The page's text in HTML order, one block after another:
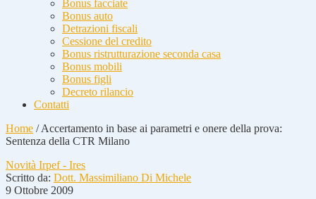
Bonus facciate
Bonus auto
Detrazioni fiscali
Cessione del credito
Bonus ristrutturazione seconda casa
Bonus mobili
Bonus figli
Decreto rilancio
Contatti
Home /Accertamento in base ai parametri e onere della prova:
Sentenza della CTR Milano
Novità Irpef - Ires
Scritto da: Dott. Massimiliano Di Michele
9 Ottobre 2009